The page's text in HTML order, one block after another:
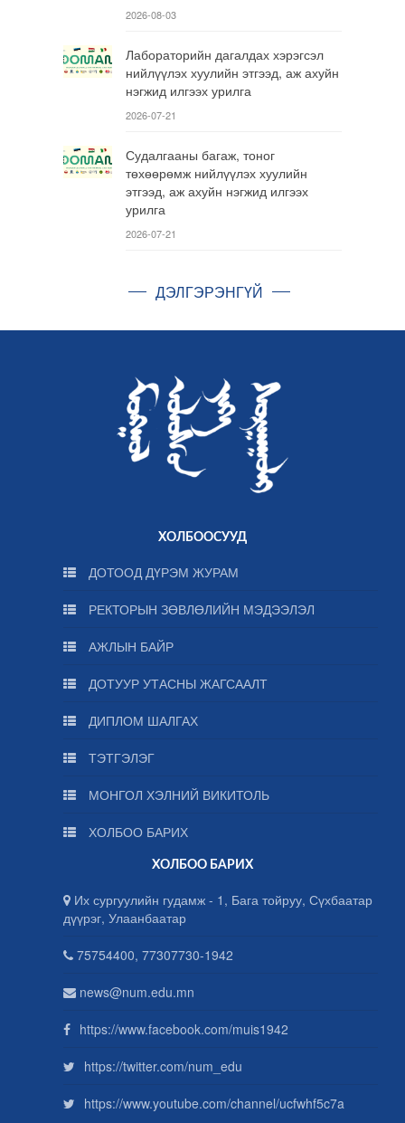
2026-08-03
Лабораторийн дагалдах хэрэгсэл
нийлүүлэх хуулийн этгээд, аж ахуйн
нэгжид илгээх урилга
2026-07-21
Судалгааны багаж, тоног
төхөөрөмж нийлүүлэх хуулийн
этгээд, аж ахуйн нэгжид илгээх
урилга
2026-07-21
ДЭЛГЭРЭНГҮЙ
ХОЛБООСУУД
ДОТООД ДҮРЭМ ЖУРАМ
РЕКТОРЫН ЗӨВЛӨЛИЙН МЭДЭЭЛЭЛ
АЖЛЫН БАЙР
ДОТУУР УТАСНЫ ЖАГСААЛТ
ДИПЛОМ ШАЛГАХ
ТЭТГЭЛЭГ
МОНГОЛ ХЭЛНИЙ ВИКИТОЛЬ
ХОЛБОО БАРИХ
ХОЛБОО БАРИХ
Их сургуулийн гудамж - 1, Бага тойруу, Сүхбаатар
дүүрэг, Улаанбаатар
75754400, 77307730-1942
news@num.edu.mn
https://www.facebook.com/muis1942
https://twitter.com/num_edu
https://www.youtube.com/channel/ucfwhf5c7a